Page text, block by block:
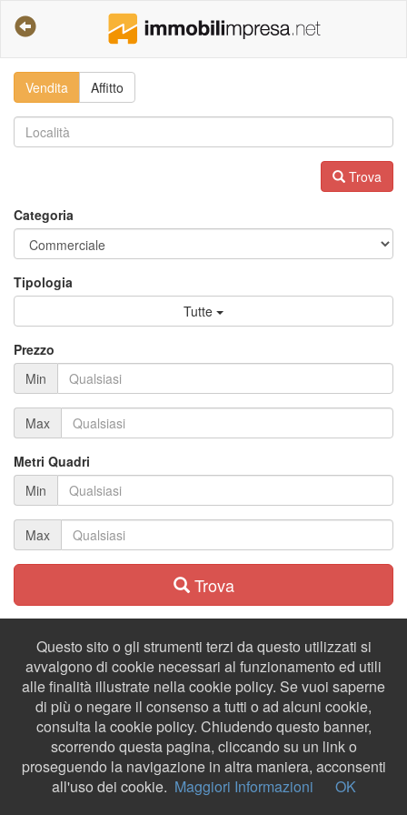
Vendita Affitto
Trova
Categoria
Tipologia
Tutte
Prezzo
Min
Max
Metri Quadri
Min
Max
Trova
Questo sito o gli strumenti terzi da questo utilizzati si
avvalgono di cookie necessari al funzionamento ed utili
alle finalità illustrate nella cookie policy. Se vuoi saperne
di più o negare il consenso a tutti o ad alcuni cookie,
consulta la cookie policy. Chiudendo questo banner,
scorrendo questa pagina, cliccando su un link o
proseguendo la navigazione in altra maniera, acconsenti
all'uso dei cookie. Maggiori Informazioni OK